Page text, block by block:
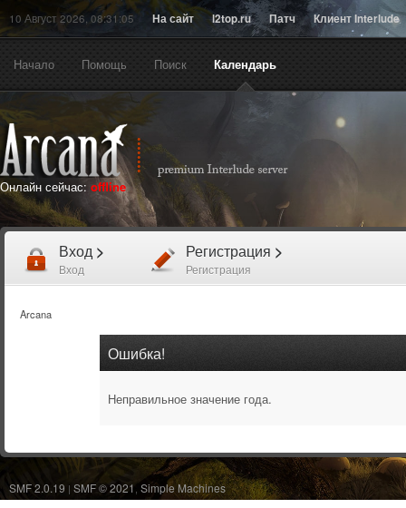
10 Август 2026, 08:31:05 На сайт l2top.ru Патч Клиент Interlude
Начало Помощь Поиск Календарь
Онлайн сейчас: offline
Вход >
Вход
Регистрация >
Регистрация
Arcana
Ошибка!
Неправильное значение года.
SMF 2.0.19 | SMF © 2021 Simple Machines